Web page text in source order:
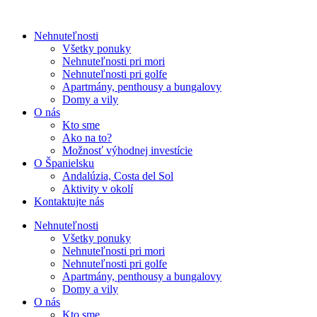
Nehnuteľnosti
Všetky ponuky
Nehnuteľnosti pri mori
Nehnuteľnosti pri golfe
Apartmány, penthousy a bungalovy
Domy a vily
O nás
Kto sme
Ako na to?
Možnosť výhodnej investície
O Španielsku
Andalúzia, Costa del Sol
Aktivity v okolí
Kontaktujte nás
Nehnuteľnosti
Všetky ponuky
Nehnuteľnosti pri mori
Nehnuteľnosti pri golfe
Apartmány, penthousy a bungalovy
Domy a vily
O nás
Kto sme